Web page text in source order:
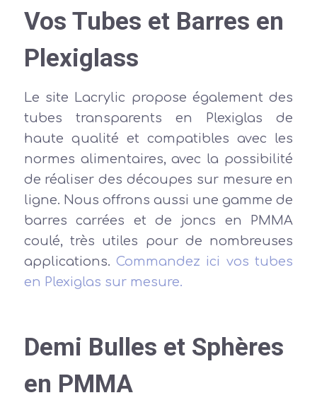
Vos Tubes et Barres en
Plexiglass
Le site Lacrylic propose également des
tubes transparents en Plexiglas de
haute qualité et compatibles avec les
normes alimentaires, avec la possibilité
de réaliser des découpes sur mesure en
ligne. Nous offrons aussi une gamme de
barres carrées et de joncs en PMMA
coulé, très utiles pour de nombreuses
applications.Commandez ici vos tubes
en Plexiglas sur mesure.
Demi Bulles et Sphères
en PMMA